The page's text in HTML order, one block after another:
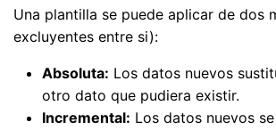
Una plantilla se puede aplicar de dos
excluyentes entre si):
Absoluta: Los datos nuevos
otro dato que pudiera existir.
Incremental: Los datos nuevos